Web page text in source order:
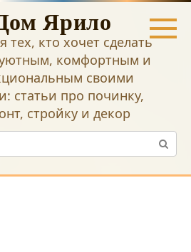
Ярило
тех, кто хочет сделать
комфортным и
своими
статьи про починку,
стройку и декор